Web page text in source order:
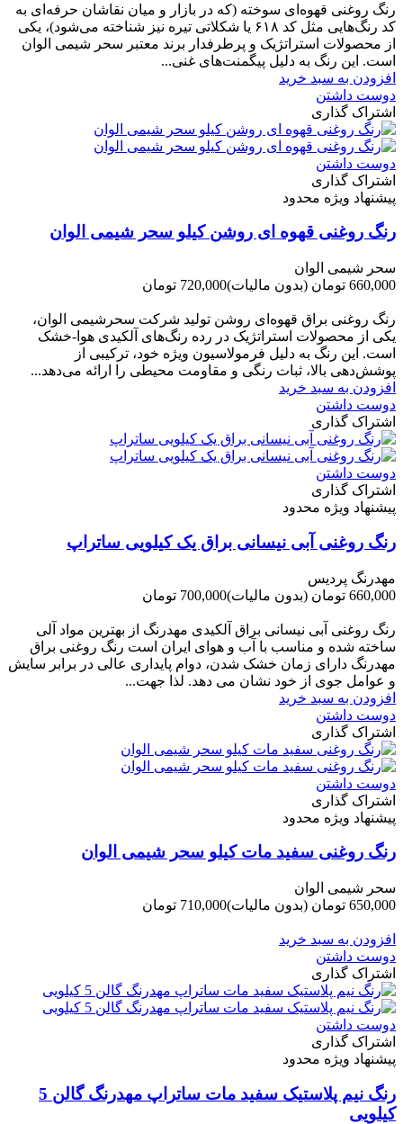
رنگ روغنی قهوه‌ای سوخته (که در بازار و میان نقاشان حرفه‌ای به
کد رنگ‌هایی مثل کد ۶۱۸ یا شکلاتی تیره نیز شناخته می‌شود)، یکی
از محصولات استراتژیک و پرطرفدار برند معتبر سحر شیمی الوان
است. این رنگ به دلیل پیگمنت‌های غنی...
افزودن به سبد خرید
دوست داشتن
اشتراک گذاری
دوست داشتن
اشتراک گذاری
پیشنهاد ویژه محدود
رنگ روغنی قهوه ای روشن کیلو سحر شیمی الوان
سحر شیمی الوان
660,000 تومان
(بدون مالیات)720,000 تومان
رنگ روغنی براق قهوه‌ای روشن تولید شرکت سحرشیمی الوان،
یکی از محصولات استراتژیک در رده رنگ‌های آلکیدی هوا-خشک
است. این رنگ به دلیل فرمولاسیون ویژه خود، ترکیبی از
پوشش‌دهی بالا، ثبات رنگی و مقاومت محیطی را ارائه می‌دهد...
افزودن به سبد خرید
دوست داشتن
اشتراک گذاری
دوست داشتن
اشتراک گذاری
پیشنهاد ویژه محدود
رنگ روغنی آبی نیسانی براق یک کیلویی ساتراپ
مهدرنگ پردیس
660,000 تومان
(بدون مالیات)700,000 تومان
رنگ روغنی آبی نیسانی براق آلکیدی مهدرنگ از بهترین مواد آلی
ساخته شده و مناسب با آب و هوای ایران است رنگ روغنی براق
مهدرنگ دارای زﻣﺎن ﺧﺸﮏ ﺷﺪن، دوام ﭘﺎﯾﺪاری عالی در ﺑﺮاﺑﺮ ﺳﺎﯾﺶ
و ﻋﻮاﻣﻞ ﺟﻮی از ﺧﻮد ﻧﺸﺎن ﻣﯽ دﻫﺪ. ﻟﺬا ﺟﻬﺖ...
افزودن به سبد خرید
دوست داشتن
اشتراک گذاری
دوست داشتن
اشتراک گذاری
پیشنهاد ویژه محدود
رنگ روغنی سفید مات کیلو سحر شیمی الوان
سحر شیمی الوان
650,000 تومان
(بدون مالیات)710,000 تومان
افزودن به سبد خرید
دوست داشتن
اشتراک گذاری
دوست داشتن
اشتراک گذاری
پیشنهاد ویژه محدود
رنگ نیم پلاستیک سفید مات ساتراپ مهدرنگ گالن 5
کیلویی